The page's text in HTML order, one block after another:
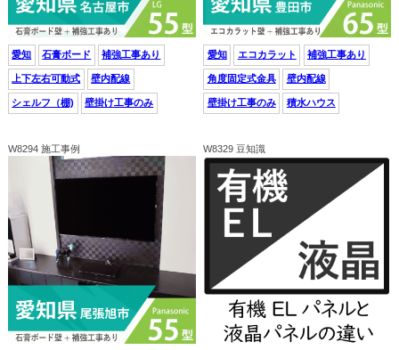
愛知 石膏ボード 補強工事あり
上下左右可動式 壁内配線
シェルフ（棚) 壁掛け工事のみ
愛知 エコカラット 補強工事あり
角度固定式金具 壁内配線
壁掛け工事のみ 積水ハウス
W8294 施工事例 W8329 豆知識